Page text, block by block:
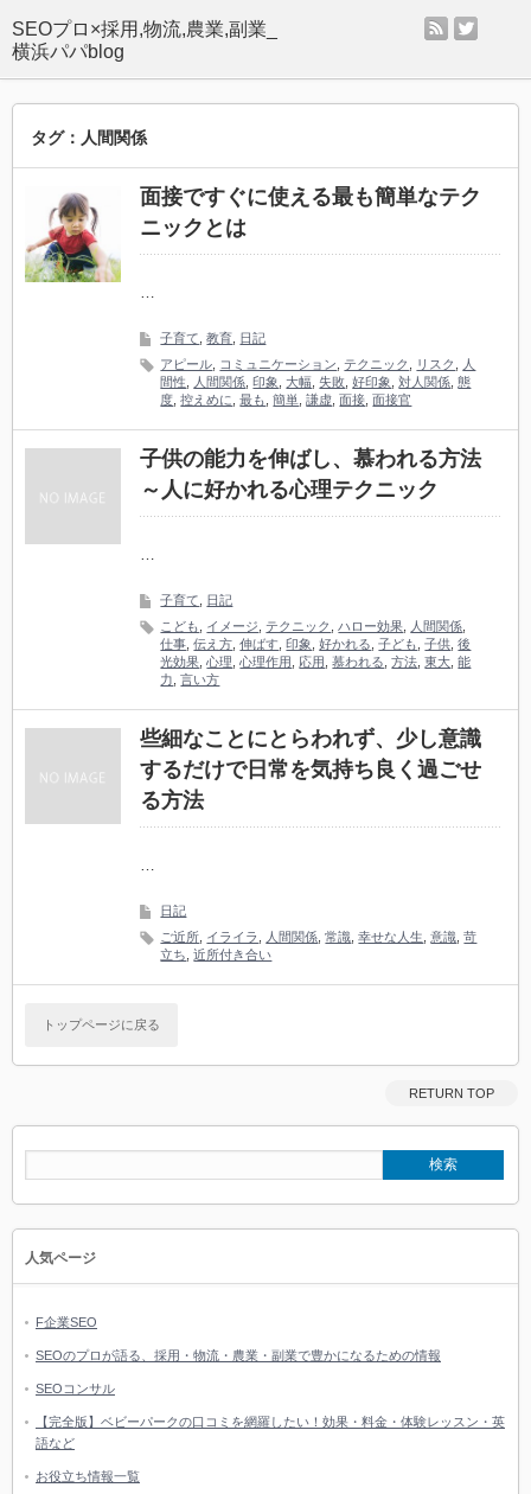
SEOプロ×採用,物流,農業,副業_
横浜パパblog
rss
タグ：人間関係
面接ですぐに使える最も簡単なテク
ニックとは
…
子育て ,教育 日記
アピール
コミュニケーション ,テクニック リスク
人
間性
人間関係 ,印象 ,大幅 ,失敗 ,好印象 ,対人関係 ,態
度 ,控えめに ,最も ,簡単 ,謙虚 ,面接 ,面接官
子供の能力を伸ばし、慕われる方法
～人に好かれる心理テクニック
…
子育て
日記
こども
イメージ ,テクニック ,ハロー効果 人間関係
仕事 ,伝え方 ,伸ばす ,印象 ,好かれる ,子ども ,子供 ,後
光効果 ,心理 ,心理作用 応用 ,慕われる ,方法 ,東大 ,能
力 ,言い方
些細なことにとらわれず、少し意識
するだけで日常を気持ち良く過ごせ
る方法
…
日記
ご近所 イライラ 人間関係 ,常識 ,幸せな人生 ,意識 ,苛
立ち ,近所付き合い
トップページに戻る
RETURN TOP
人気ページ
F企業SEO
SEOのプロが語る、採用・物流・農業・副業で豊かになるための情報
SEOコンサル
【完全版】ベビーパークの口コミを網羅したい！効果・料金・体験レッスン・英
語など
お役立ち情報一覧